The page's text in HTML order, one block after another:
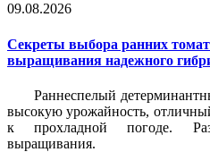
09.08.2026
Секреты выбора ранних
выращивания надежного
Раннеспелый
высокую урожайность,
к прохладной погоде.
выращивания.